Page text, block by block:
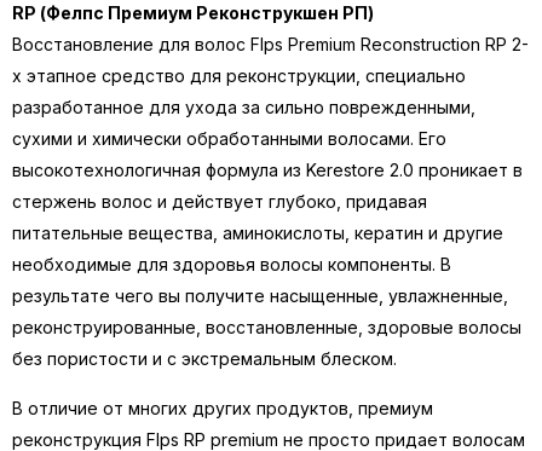
RP (Фелпс Премиум Реконструкшен РП)
Восстановление для волос Flps Premium Reconstruction RP 2-
х этапное средство для реконструкции, специально
разработанное для ухода за сильно поврежденными,
сухими и химически обработанными волосами. Его
высокотехнологичная формула из Kerestore 2.0 проникает в
стержень волос и действует глубоко, придавая
питательные вещества, аминокислоты, кератин и другие
необходимые для здоровья волосы компоненты. В
результате чего вы получите насыщенные, увлажненные,
реконструированные, восстановленные, здоровые волосы
без пористости и с экстремальным блеском.
В отличие от многих других продуктов, премиум
реконструкция Flps RP premium не просто придает волосам